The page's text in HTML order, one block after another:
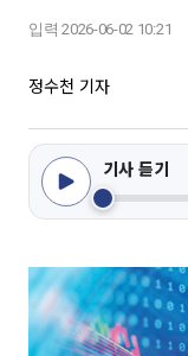
입력 2026-06-02 10:21
정수천 기자
기사 듣기